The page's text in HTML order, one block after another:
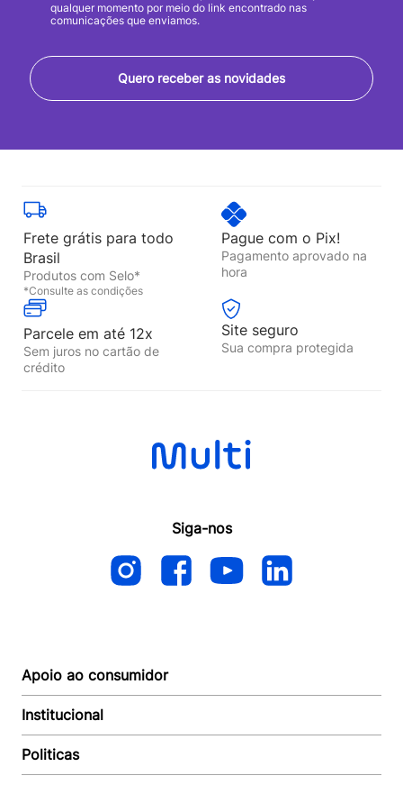
Quero receber as novidades
qualquer momento por meio do link encontrado nas
comunicações que enviamos.
Frete grátis para todo
Brasil
Produtos com Selo*
*Consulte as condições
Pague com o Pix!
Pagamento aprovado na
hora
Parcele em até 12x
Sem juros no cartão de
crédito
Site seguro
Sua compra protegida
Siga-nos
Apoio ao consumidor
Autoatendimento
Suporte e reparo
Acompanhar Entrega
Institucional
Quem somos
Revendedor
Politicas